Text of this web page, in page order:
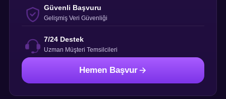
Güvenli Başvuru
Gelişmiş Veri Güvenliği
7/24 Destek
Uzman Müşteri Temsilcileri
Hemen Başvur